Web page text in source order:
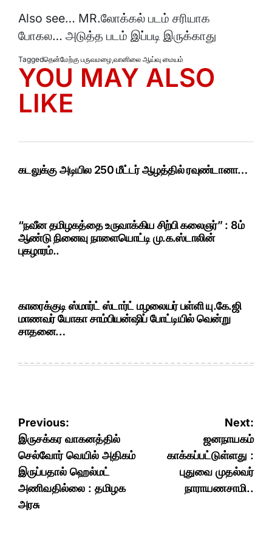
Also see… MR.லோக்கல் படம் சரியாக
போகல… அடுத்த படம் இப்படி இருக்காது
Taggedதென்மேற்கு பருவமழை,வானிலை ஆய்வு மையம்
YOU MAY ALSO
LIKE
கடலுக்கு அடியில 250 மீட்டர் ஆழத்தில் ரவுண்டானா…
“நவீன தமிழகத்தை உருவாக்கிய சிற்பி கலைஞர்” : 8ம்
ஆண்டு நினைவு நாளையொட்டி மு.க.ஸ்டாலின்
புகழாரம்..
காரைக்குடி ஸ்மார்ட் ஸ்டார்ட் மழலையர் பள்ளி யு.கே.ஜி
மாணவர் யோகா சாம்பியன்ஷிப் போட்டியில் வென்று
சாதனை…
Post
navigation
Previous:
இருசக்கர வாகனத்தில்
செல்வோர் வெயில் அதிகம்
இருப்பதால் ஹெல்மட்
அணிவதில்லை : தமிழக
அரசு
Next:
ஜனநாயகம்
காக்கப்பட்டுள்ளது :
புதுவை முதல்வர்
நாராயணசாமி..